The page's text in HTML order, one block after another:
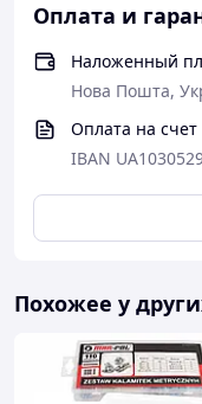
Препятствует
поверхностей
Температурный
°С.
Оплата и
Наложенный
Нова Пошта,
Оплата на счет
IBAN
Похожее у